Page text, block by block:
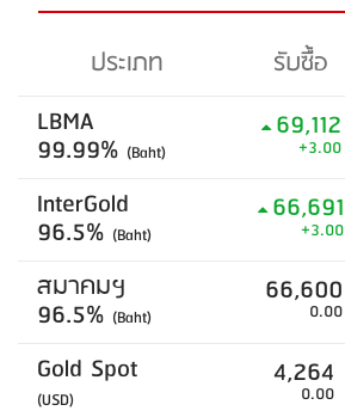
ประเภท รับซื้อ
LBMA
99.99% (Baht)
69,112
+3.00
InterGold
96.5% (Baht)
66,691
+3.00
สมาคมฯ
96.5% (Baht)
66,600
0.00
Gold Spot
(USD)
4,264
0.00